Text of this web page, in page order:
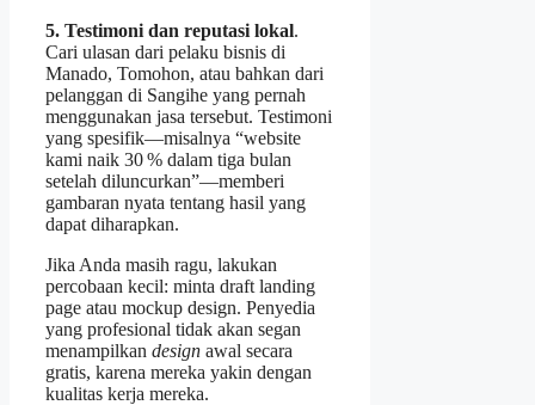
5. Testimoni dan reputasi lokal.
Cari ulasan dari pelaku bisnis di
Manado, Tomohon, atau bahkan dari
pelanggan di Sangihe yang pernah
menggunakan jasa tersebut. Testimoni
yang spesifik—misalnya “website
kami naik 30 % dalam tiga bulan
setelah diluncurkan”—memberi
gambaran nyata tentang hasil yang
dapat diharapkan.
Jika Anda masih ragu, lakukan
percobaan kecil: minta draft landing
page atau mockup design. Penyedia
yang profesional tidak akan segan
menampilkan design awal secara
gratis, karena mereka yakin dengan
kualitas kerja mereka.